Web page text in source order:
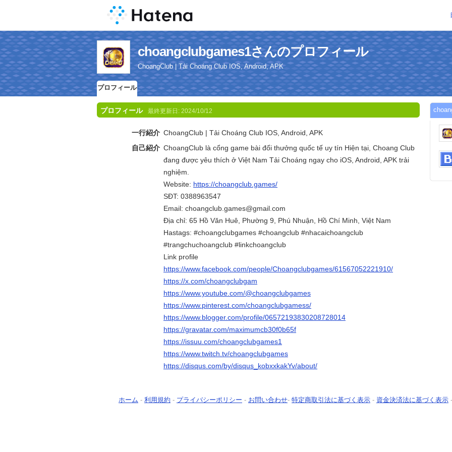
choangclubgames1さんのプロフィール
ChoangClub | Tải Choáng Club IOS, Android, APK
プロフィール
プロフィール 最終更新日: 2024/10/12
一行紹介 ChoangClub | Tải Choáng Club IOS, Android, APK
自己紹介 ChoangClub là cổng game bài đổi thưởng quốc tế uy tín Hiện tại, Choang Club
đang được yêu thích ở Việt Nam Tải Choáng ngay cho iOS, Android, APK trải
nghiệm.
Website: https://choangclub.games/
SĐT: 0388963547
Email: choangclub.games@gmail.com
Địa chỉ: 65 Hồ Văn Huê, Phường 9, Phú Nhuận, Hồ Chí Minh, Việt Nam
Hastags: #choangclubgames #choangclub #nhacaichoangclub
#trangchuchoangclub #linkchoangclub
Link profile
https://www.facebook.com/people/Choangclubgames/61567052221910/
https://x.com/choangclubgam
https://www.youtube.com/@choangclubgames
https://www.pinterest.com/choangclubgamess/
https://www.blogger.com/profile/06572193830208728014
https://gravatar.com/maximumcb30f0b65f
https://issuu.com/choangclubgames1
https://www.twitch.tv/choangclubgames
https://disqus.com/by/disqus_kobxxkakYv/about/
ホーム - 利用規約 - プライバシーポリシー - お問い合わせ- 特定商取引法に基づく表示 - 資金決済法に基づく表示 -